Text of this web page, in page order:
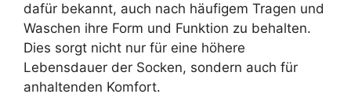
dafür bekannt, auch nach häufigem Tragen und
Waschen ihre Form und Funktion zu behalten.
Dies sorgt nicht nur für eine höhere
Lebensdauer der Socken, sondern auch für
anhaltenden Komfort.